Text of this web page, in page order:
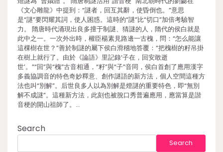
《文心雕龍》中提到：“謎者，回互其辭，使昏倒也。”意思
是“謎”要閃耀其詞，使人困惑。這時的“謎”比“切口”加倍考驗智
力。 隋唐時代涌現出良多擅于制謎、猜謎的人，隋代的侯白就是
此中之一。一次外出時，權臣楊素見路邊一古槐，問：“怎么能讓
這棵樹在世？”善於制謎的屬下侯白滑稽地答覆：“把槐樹的籽吊掛
在樹上就行了。由於《論語》里記錄‘子在，回安敢逝
世’。”“回”與“槐”古音相通，“籽”與“子”音同，侯白首創了應用漢字
多義協調音的特色奇妙釋意、創作謎語的新方法，個人空間這種方
法也叫“別解”。后世良多人以為別解是燈謎的重要特色，即“無別
解不成謎”。這種新方法，此刻也被脫口秀普遍應用，應當算是諧
音梗的開山祖師了。…
Search
Search